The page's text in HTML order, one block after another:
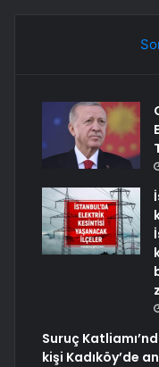
Suruç
kişi Kadıköy’de